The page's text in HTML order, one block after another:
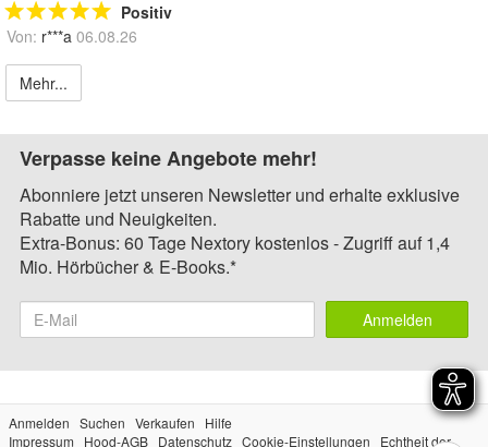
Positiv
Von: r***a 06.08.26
Mehr...
Verpasse keine Angebote mehr!
Abonniere jetzt unseren Newsletter und erhalte exklusive
Rabatte und Neuigkeiten.
Extra-Bonus: 60 Tage Nextory kostenlos - Zugriff auf 1,4
Mio. Hörbücher & E-Books.*
Anmelden
Anmelden Suchen Verkaufen
Hilfe
Impressum
Hood-AGB Datenschutz Cookie-Einstellungen Echtheit der